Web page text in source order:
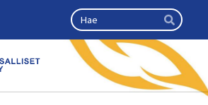
Haku
Hae
kansalliset seniorit ry